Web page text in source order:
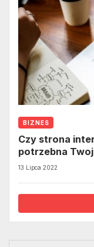
BIZNES
Czy strona
potrzebna
13 Lipca 2022